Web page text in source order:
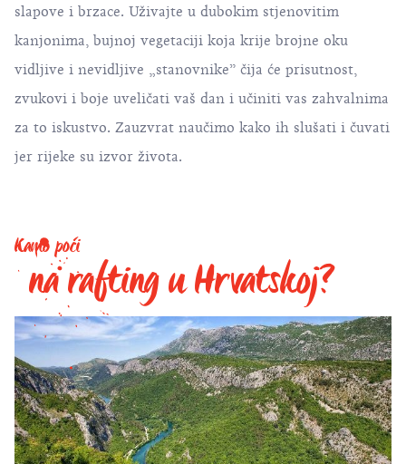
slapove i brzace. Uživajte u dubokim stjenovitim
kanjonima, bujnoj vegetaciji koja krije brojne oku
vidljive i nevidljive „stanovnike” čija će prisutnost,
zvukovi i boje uveličati vaš dan i učiniti vas zahvalnima
za to iskustvo. Zauzvrat naučimo kako ih slušati i čuvati
jer rijeke su izvor života.
Kamo poći
na rafting u Hrvatskoj?